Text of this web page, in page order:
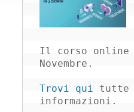
Il corso online
Novembre.
Trovi qui tutte
informazioni.